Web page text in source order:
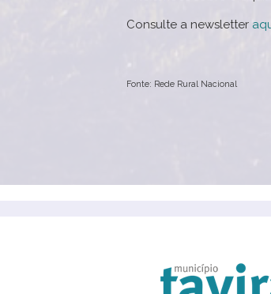
Consulte a newsletter
Fonte: Rede Rural Nacional